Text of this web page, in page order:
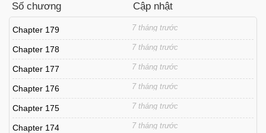
Số chương Cập nhật
Chapter 179 7 tháng trước
Chapter 178 7 tháng trước
Chapter 177 7 tháng trước
Chapter 176 7 tháng trước
Chapter 175 7 tháng trước
Chapter 174 7 tháng trước